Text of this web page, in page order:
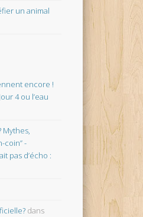
un animal
encore !
4 ou l’eau
Mythes,
coin” -
pas d’écho :
dans